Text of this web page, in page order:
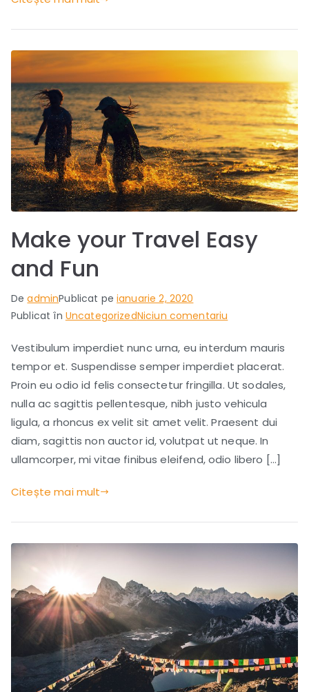
Make your Travel Easy
and Fun
DeadminPublicat peianuarie 2, 2020
Publicat în UncategorizedNiciun comentariu
your
Travel
Easy
and
Fun
Vestibulum imperdiet nunc urna, eu interdum mauris
tempor et. Suspendisse semper imperdiet placerat.
Proin eu odio id felis consectetur fringilla. Ut sodales,
nulla ac sagittis pellentesque, nibh justo vehicula
ligula, a rhoncus ex velit sit amet velit. Praesent dui
diam, sagittis non auctor id, volutpat ut neque. In
ullamcorper, mi vitae finibus eleifend, odio libero […]
Citește mai mult